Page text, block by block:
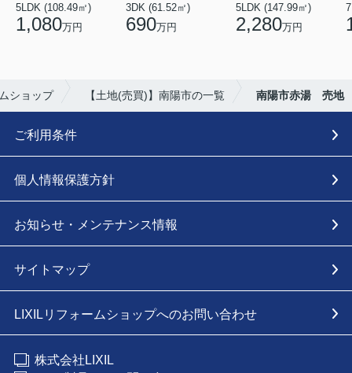
5LDK (108.49㎡)
1,080万円
3DK (61.52㎡)
690万円
5LDK (147.99㎡)
2,280万円
ショップ 【土地(売買)】南陽市の一覧 南陽市赤湯 売地
ご利用条件
個人情報保護方針
お知らせ・メンテナンス情報
サイトマップ
LIXILリフォームショップへのお問い合わせ
株式会社LIXIL